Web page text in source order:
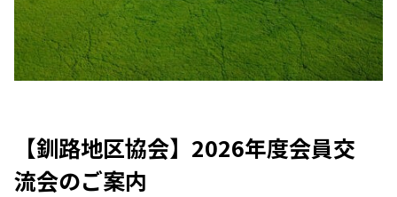
【釧路地区協会】2026年度会員交
流会のご案内